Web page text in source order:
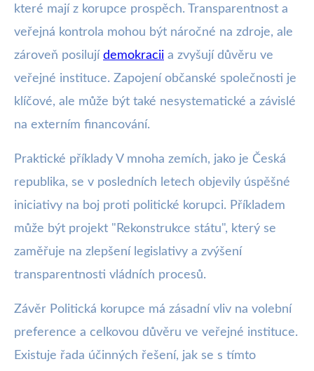
které mají z korupce prospěch. Transparentnost a
veřejná kontrola mohou být náročné na zdroje, ale
zároveň posilují demokracii a zvyšují důvěru ve
veřejné instituce. Zapojení občanské společnosti je
klíčové, ale může být také nesystematické a závislé
na externím financování.
Praktické příklady V mnoha zemích, jako je Česká
republika, se v posledních letech objevily úspěšné
iniciativy na boj proti politické korupci. Příkladem
může být projekt "Rekonstrukce státu", který se
zaměřuje na zlepšení legislativy a zvýšení
transparentnosti vládních procesů.
Závěr Politická korupce má zásadní vliv na volební
preference a celkovou důvěru ve veřejné instituce.
Existuje řada účinných řešení, jak se s tímto